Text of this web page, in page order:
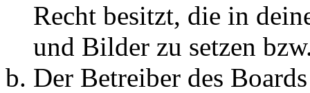
Recht besitzt, die in
und Bilder zu setzen
Der Betreiber des